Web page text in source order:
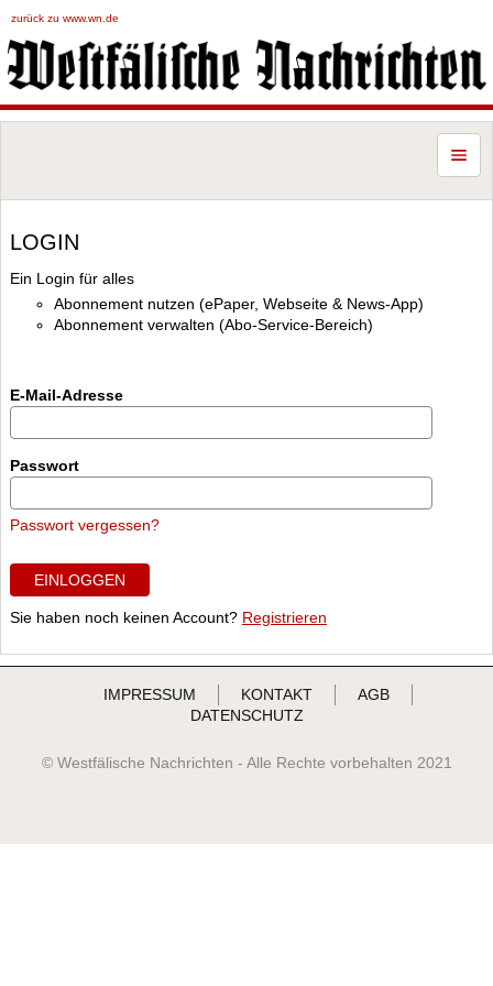
zurück zu www.wn.de
LOGIN
Ein Login für alles
Abonnement nutzen (ePaper, Webseite & News-App)
Abonnement verwalten (Abo-Service-Bereich)
E-Mail-Adresse
Passwort
Passwort vergessen?
EINLOGGEN
Sie haben noch keinen Account? Registrieren
IMPRESSUM KONTAKT
AGB
DATENSCHUTZ
© Westfälische Nachrichten - Alle Rechte vorbehalten 2021